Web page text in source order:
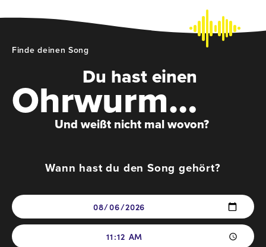
Finde deinen Song
Du hast einen
Ohrwurm…
Und weißt nicht mal wovon?
Wann hast du den Song gehört?